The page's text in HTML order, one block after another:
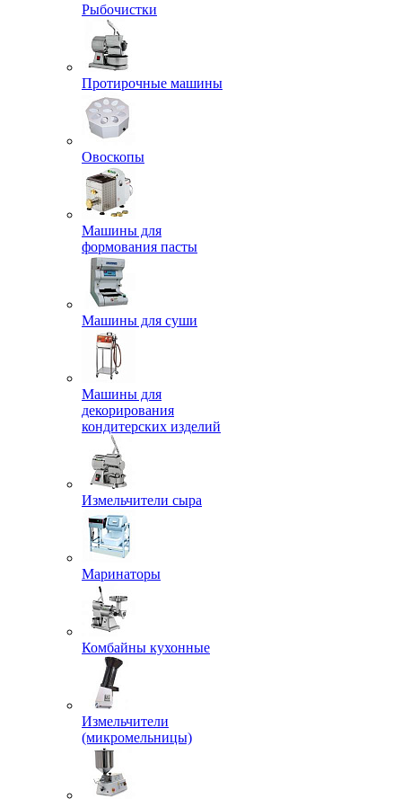
Рыбочистки
Протирочные машины
Овоскопы
Машины для
формования пасты
Машины для суши
Машины для
декорирования
кондитерских изделий
Измельчители сыра
Маринаторы
Комбайны кухонные
Измельчители
(микромельницы)